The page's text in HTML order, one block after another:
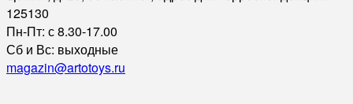
125130
Пн-Пт: с 8.30-17.00
Сб и Вс: выходные
magazin@artotoys.ru